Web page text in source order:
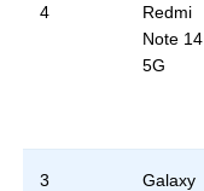
4
Redmi
Note 14
5G
3
Galaxy